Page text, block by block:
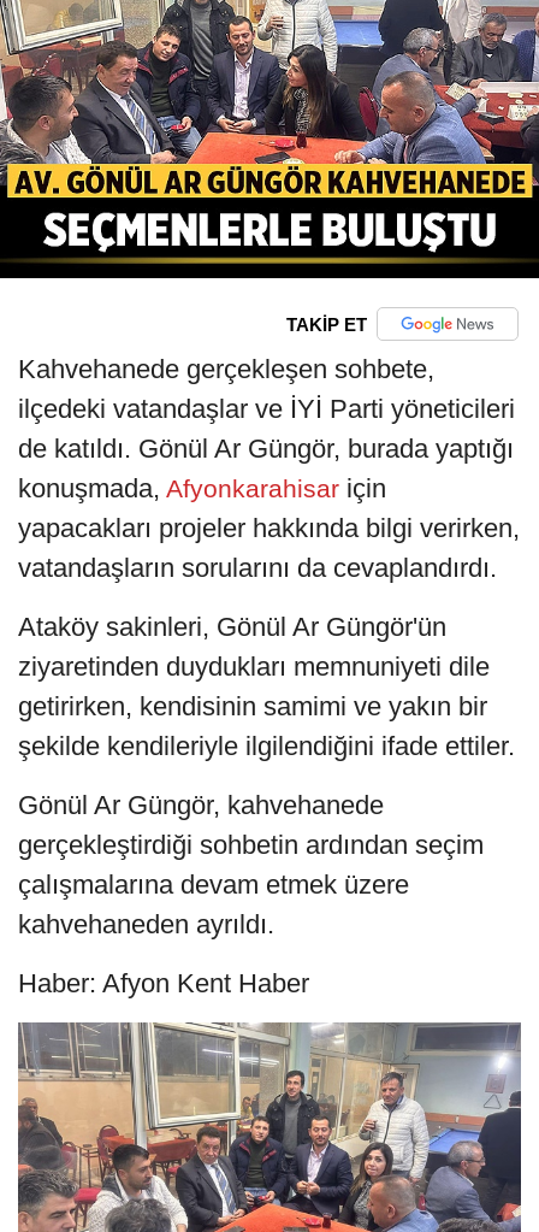
TAKİP ET
Kahvehanede gerçekleşen sohbete,
ilçedeki vatandaşlar ve İYİ Parti yöneticileri
de katıldı. Gönül Ar Güngör, burada yaptığı
konuşmada, Afyonkarahisar için
yapacakları projeler hakkında bilgi verirken,
vatandaşların sorularını da cevaplandırdı.
Ataköy sakinleri, Gönül Ar Güngör'ün
ziyaretinden duydukları memnuniyeti dile
getirirken, kendisinin samimi ve yakın bir
şekilde kendileriyle ilgilendiğini ifade ettiler.
Gönül Ar Güngör, kahvehanede
gerçekleştirdiği sohbetin ardından seçim
çalışmalarına devam etmek üzere
kahvehaneden ayrıldı.
Haber: Afyon Kent Haber